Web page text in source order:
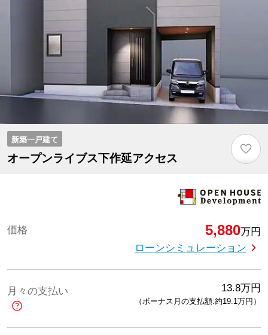
新築一戸建て
オープンライブス下作延アクセス
♡
価格 5,880万円
ローンシミュレーション
月々の支払い 13.8万円
（ボーナス月の支払額:約19.1万円 ）